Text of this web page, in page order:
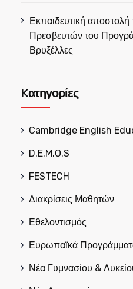
Εκπαιδευτική
Πρεσβευτών του
Βρυξέλλες
Kατηγορίες
Cambridge English
D.E.M.O.S
FESTECH
Διακρίσεις Μαθητών
Εθελοντισμός
Ευρωπαϊκά
Νέα Γυμνασίου &